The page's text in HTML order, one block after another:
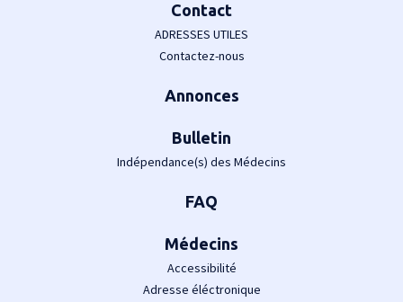
Contact
ADRESSES UTILES
Contactez-nous
Annonces
Bulletin
Indépendance(s) des Médecins
FAQ
Médecins
Accessibilité
Adresse éléctronique